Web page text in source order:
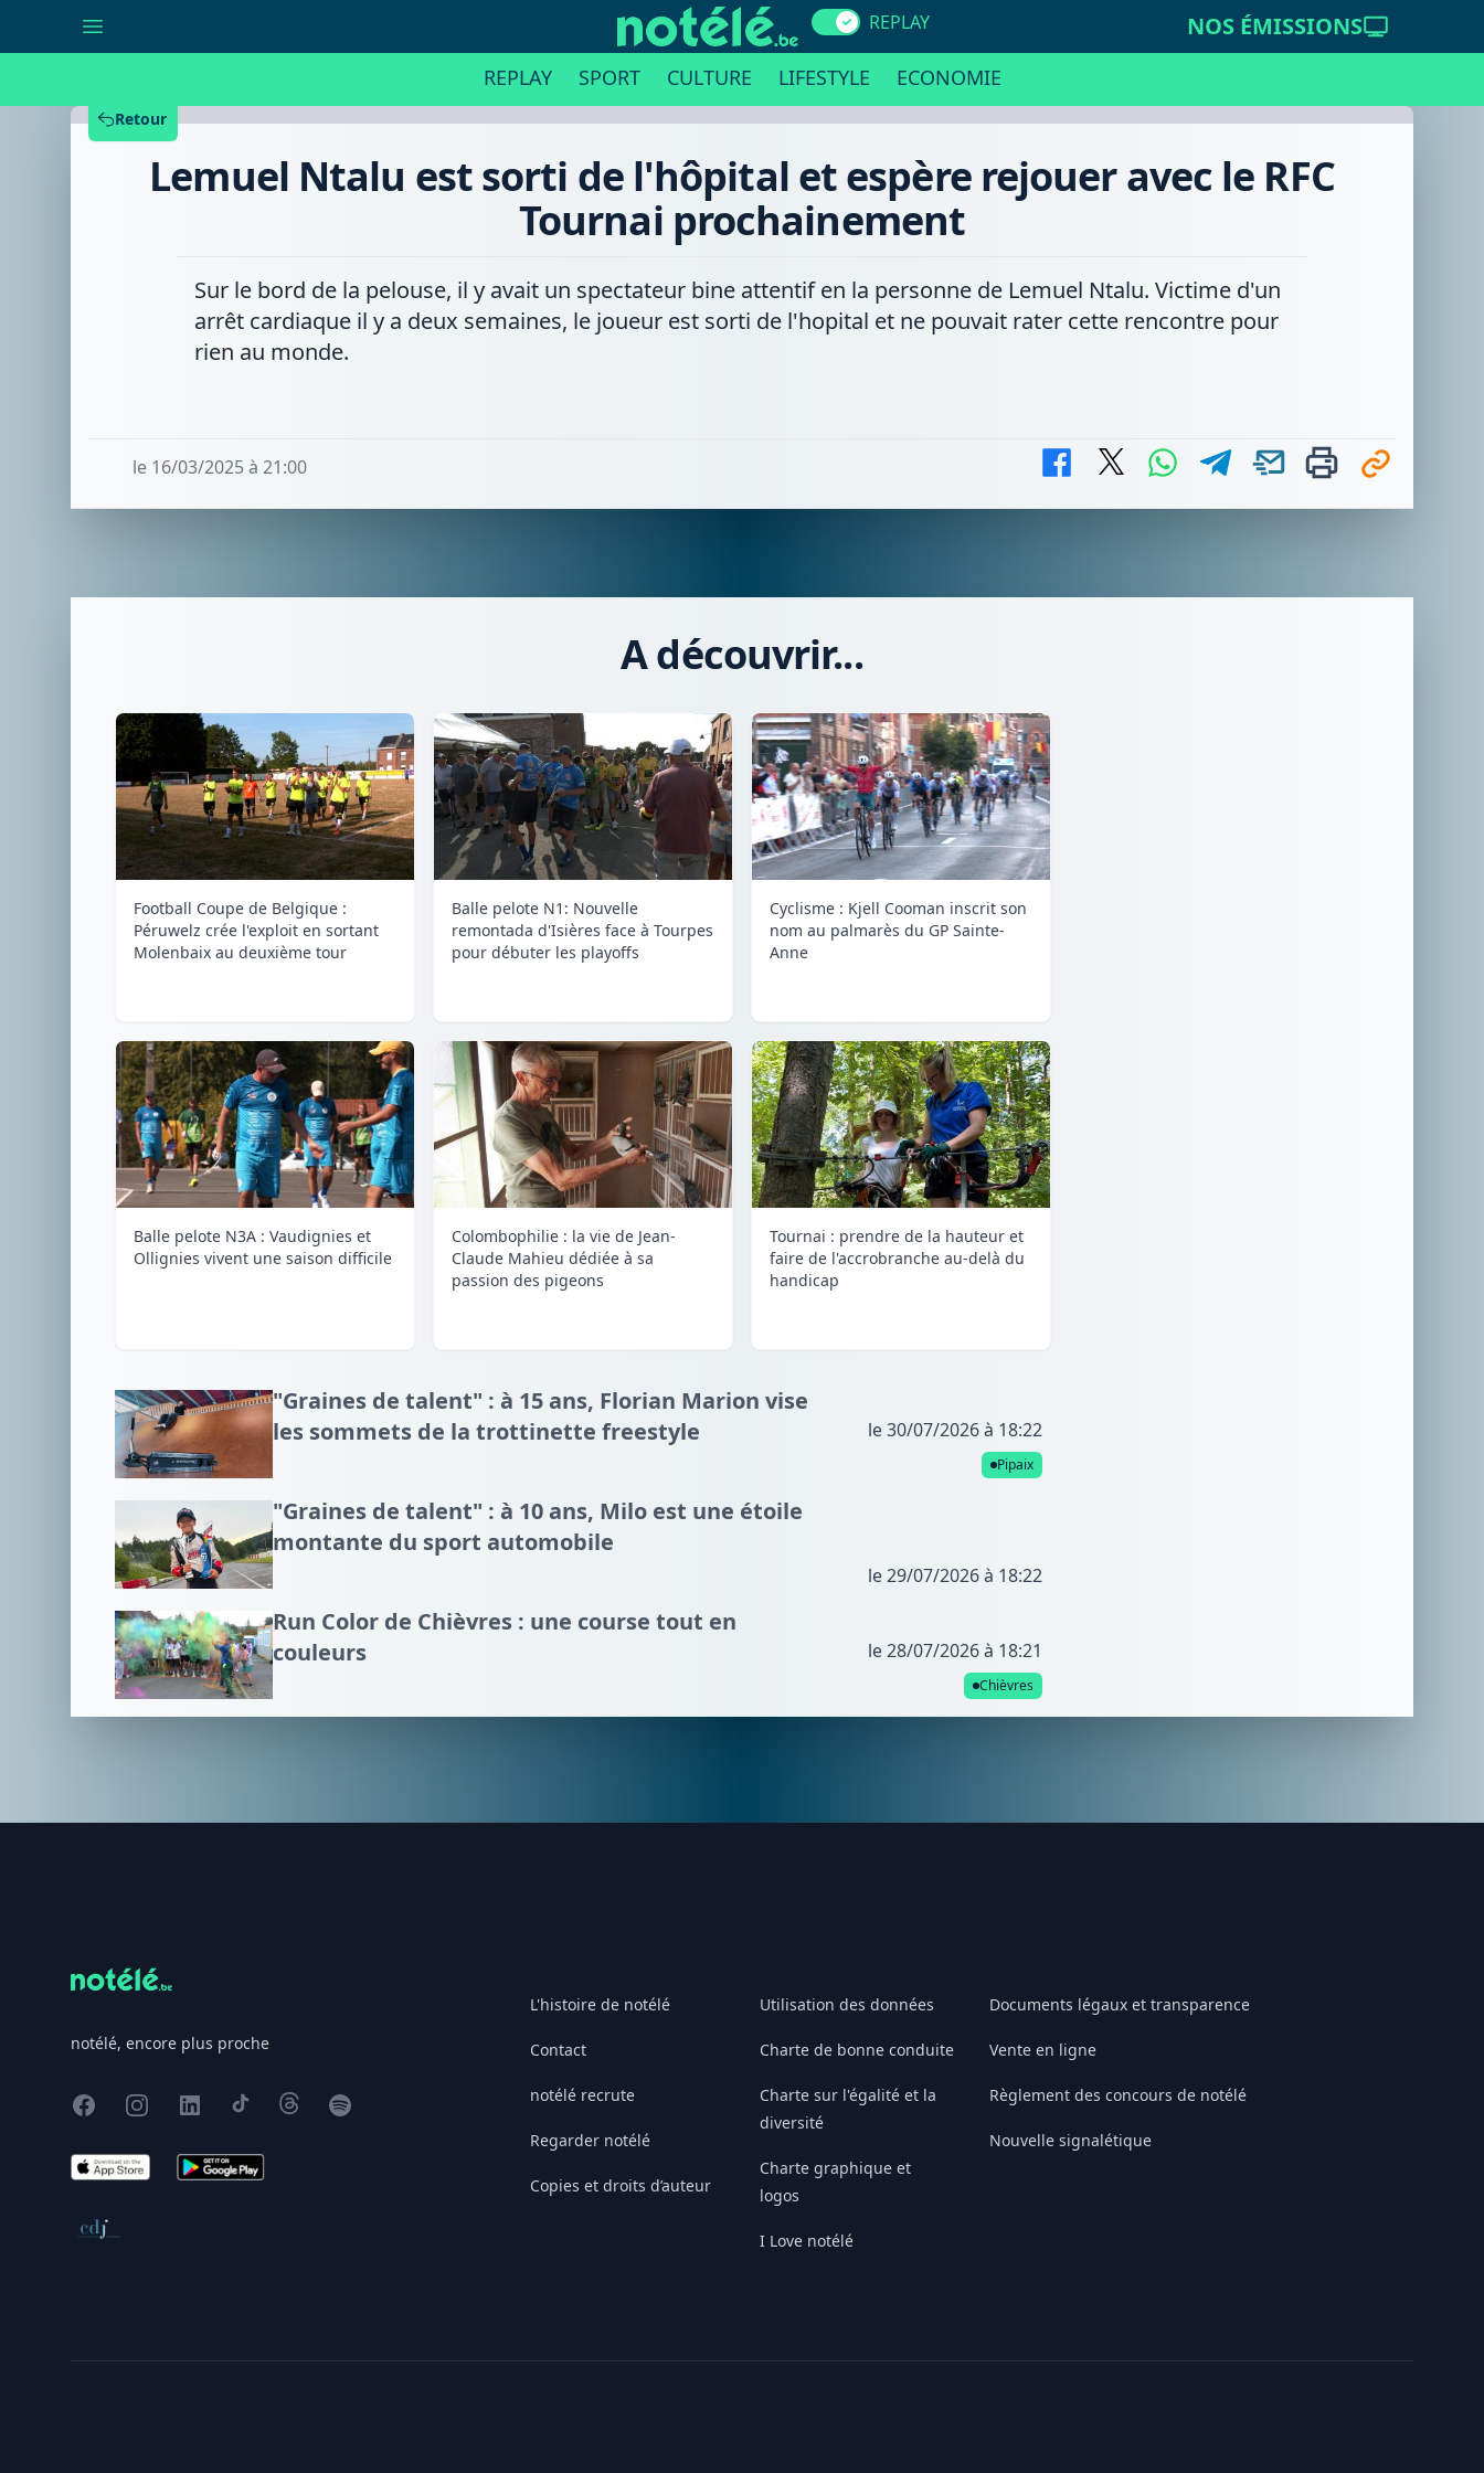
REPLAY NOS ÉMISSIONS
REPLAY SPORT CULTURE LIFESTYLE ECONOMIE
Retour
Lemuel Ntalu est sorti de l'hôpital et espère rejouer avec le RFC
Tournai prochainement
Sur le bord de la pelouse, il y avait un spectateur bine attentif en la personne de Lemuel Ntalu. Victime d'un
arrêt cardiaque il y a deux semaines, le joueur est sorti de l'hopital et ne pouvait rater cette rencontre pour
rien au monde.
le 16/03/2025 à 21:00
A découvrir...
Football Coupe de Belgique :
Péruwelz crée l'exploit en sortant
Molenbaix au deuxième tour
Balle pelote N1: Nouvelle
remontada d'Isières face à Tourpes
pour débuter les playoffs
Cyclisme : Kjell Cooman inscrit son
nom au palmarès du GP Sainte-
Anne
Balle pelote N3A : Vaudignies et
Ollignies vivent une saison difficile
Colombophilie : la vie de Jean-
Claude Mahieu dédiée à sa
passion des pigeons
Tournai : prendre de la hauteur et
faire de l'accrobranche au-delà du
handicap
"Graines de talent" : à 15 ans, Florian Marion vise
les sommets de la trottinette freestyle
le 30/07/2026 à 18:22
Pipaix
"Graines de talent" : à 10 ans, Milo est une étoile
montante du sport automobile
le 29/07/2026 à 18:22
Run Color de Chièvres : une course tout en
couleurs
le 28/07/2026 à 18:21
Chièvres
notélé, encore plus proche
FacebookInstagram
X TikTokThreadsSpotify
App Store Google Play
Conseil de déontologie journalistique
L'histoire de notélé
Contact
notélé recrute
Regarder notélé
Copies et droits d’auteur
Utilisation des données
Charte de bonne conduite
Charte sur l'égalité et la
diversité
Charte graphique et
logos
I Love notélé
Documents légaux et transparence
Vente en ligne
Règlement des concours de notélé
Nouvelle signalétique